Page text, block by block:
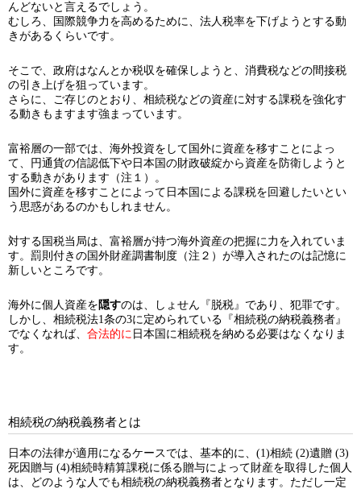
んどないと言えるでしょう。
むしろ、国際競争力を高めるために、法人税率を下げようとする動
きがあるくらいです。
そこで、政府はなんとか税収を確保しようと、消費税などの間接税
の引き上げを狙っています。
さらに、ご存じのとおり、相続税などの資産に対する課税を強化す
る動きもますます強まっています。
富裕層の一部では、海外投資をして国外に資産を移すことによっ
て、円通貨の信認低下や日本国の財政破綻から資産を防衛しようと
する動きがあります（注１）。
国外に資産を移すことによって日本国による課税を回避したいとい
う思惑があるのかもしれません。
対する国税当局は、富裕層が持つ海外資産の把握に力を入れていま
す。罰則付きの国外財産調書制度（注２）が導入されたのは記憶に
新しいところです。
海外に個人資産を 隠すのは、しょせん『脱税』であり、犯罪です。
しかし、相続税法1条の3に定められている『相続税の納税義務者』
でなくなれば、 合法的に 日本国に相続税を納める必要はなくなりま
す。
相続税の納税義務者とは
日本の法律が適用になるケースでは、基本的に、(1)相続 (2)遺贈 (3)
死因贈与 (4)相続時精算課税に係る贈与によって財産を取得した個人
は、どのような人でも相続税の納税義務者となります。ただし一定